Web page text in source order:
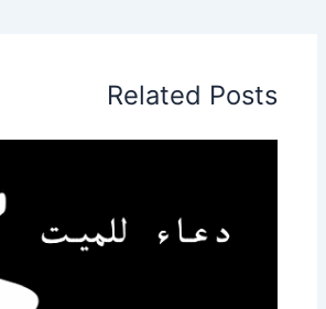
Related Posts